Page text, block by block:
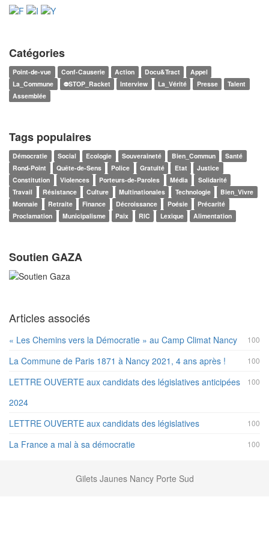
Catégories
Point-de-vue Conf-Causerie Action Docu&Tract
Appel
La_Commune
⛔STOP_Racket Interview La_Vérité Presse
Talent
Assemblée
Tags populaires
Démocratie Social Ecologie Souveraineté Bien_Commun
Santé
Rond-Point
Quête-de-Sens Police Gratuité Etat
Justice
Constitution
Violences Porteurs-de-Paroles Média
Solidarité
Travail
Résistance Culture Multinationales Technologie
Bien_Vivre
Monnaie
Retraite Finance Décroissance Poésie
Précarité
Proclamation
Municipalisme Paix RIC Lexique Alimentation
Soutien GAZA
Articles associés
100
« Les Chemins vers la Démocratie » au Camp Climat Nancy
100
La Commune de Paris 1871 à Nancy 2021, 4 ans après !
100
LETTRE OUVERTE aux candidats des législatives anticipées
2024
100
LETTRE OUVERTE aux candidats des législatives
100
La France a mal à sa démocratie
Gilets Jaunes Nancy Porte Sud